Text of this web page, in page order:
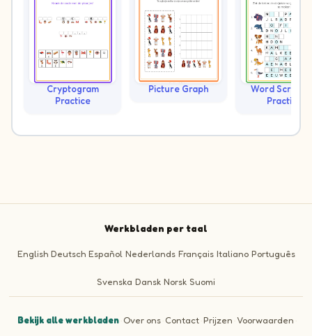
Cryptogram
Practice
Picture Graph
Word
Practice
Werkbladen per taal
English Deutsch Español Nederlands Français Italiano Português
Svenska Dansk Norsk Suomi
Bekijk alle werkbladen · Over ons · Contact ·Prijzen ·Voorwaarden ·